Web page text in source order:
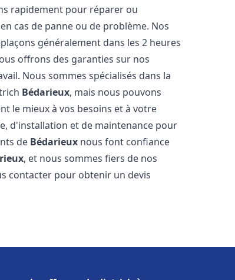
rapidement pour réparer ou
en cas de panne ou de problème. Nos
généralement dans les 2 heures
offrons des garanties sur nos
Nous sommes spécialisés dans la
Bédarieux, mais nous pouvons
le mieux à vos besoins et à votre
d'installation et de maintenance pour
de Bédarieux nous font confiance
, et nous sommes fiers de nos
contacter pour obtenir un devis